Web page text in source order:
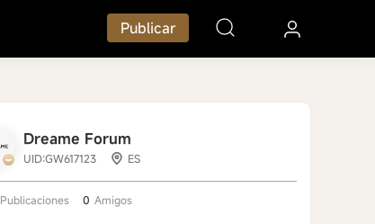
Publicar
Dreame Forum
UID:GW617123 ES
Publicaciones 0 Amigos